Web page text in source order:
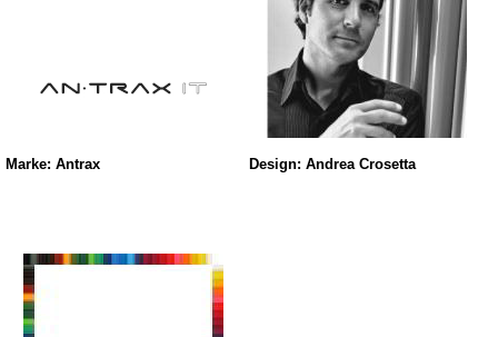
Marke: Antrax Design: Andrea Crosetta